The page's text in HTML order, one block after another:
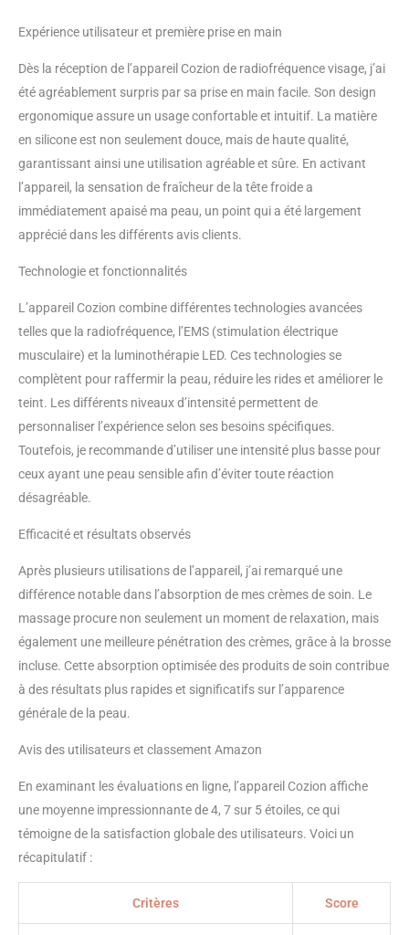
Expérience utilisateur et première prise en main
Dès la réception de l’appareil Cozion de radiofréquence visage, j’ai
été agréablement surpris par sa prise en main facile. Son design
ergonomique assure un usage confortable et intuitif. La matière
en silicone est non seulement douce, mais de haute qualité,
garantissant ainsi une utilisation agréable et sûre. En activant
l’appareil, la sensation de fraîcheur de la tête froide a
immédiatement apaisé ma peau, un point qui a été largement
apprécié dans les différents avis clients.
Technologie et fonctionnalités
L’appareil Cozion combine différentes technologies avancées
telles que la radiofréquence, l’EMS (stimulation électrique
musculaire) et la luminothérapie LED. Ces technologies se
complètent pour raffermir la peau, réduire les rides et améliorer le
teint. Les différents niveaux d’intensité permettent de
personnaliser l’expérience selon ses besoins spécifiques.
Toutefois, je recommande d’utiliser une intensité plus basse pour
ceux ayant une peau sensible afin d’éviter toute réaction
désagréable.
Efficacité et résultats observés
Après plusieurs utilisations de l’appareil, j’ai remarqué une
différence notable dans l’absorption de mes crèmes de soin. Le
massage procure non seulement un moment de relaxation, mais
également une meilleure pénétration des crèmes, grâce à la brosse
incluse. Cette absorption optimisée des produits de soin contribue
à des résultats plus rapides et significatifs sur l’apparence
générale de la peau.
Avis des utilisateurs et classement Amazon
En examinant les évaluations en ligne, l’appareil Cozion affiche
une moyenne impressionnante de 4, 7 sur 5 étoiles, ce qui
témoigne de la satisfaction globale des utilisateurs. Voici un
récapitulatif :
Critères Score